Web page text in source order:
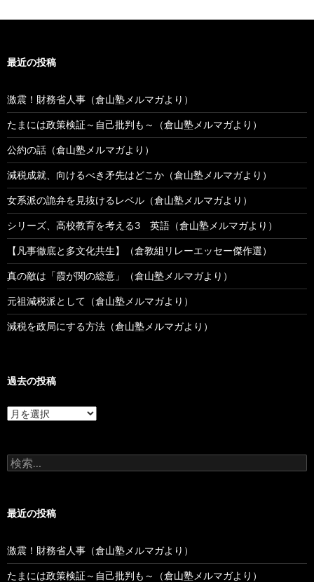
最近の投稿
激震！財務省人事（倉山塾メルマガより）
たまには政策検証～自己批判も～（倉山塾メルマガより）
公約の話（倉山塾メルマガより）
減税成就、向けるべき矛先はどこか（倉山塾メルマガより）
女系派の詭弁を見抜けるレベル（倉山塾メルマガより）
シリーズ、高校教育を考える3 英語（倉山塾メルマガより）
【凡事徹底と多文化共生】（倉教組リレーエッセー傑作選）
真の敵は「霞が関の総意」（倉山塾メルマガより）
元祖減税派として（倉山塾メルマガより）
減税を政局にする方法（倉山塾メルマガより）
過去の投稿
過
去
稿
検
索:
最近の投稿
激震！財務省人事（倉山塾メルマガより）
たまには政策検証～自己批判も～（倉山塾メルマガより）